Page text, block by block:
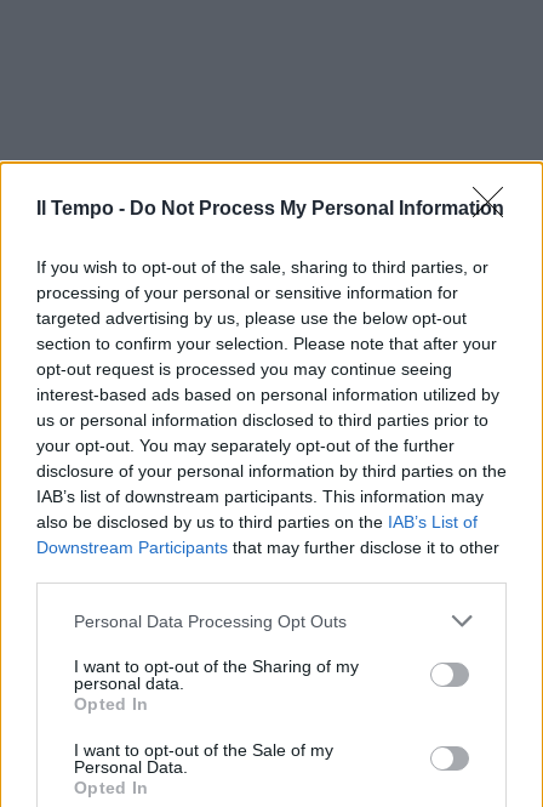
Il Tempo - Do Not Process My Personal Information
If you wish to opt-out of the sale, sharing to third parties, or
processing of your personal or sensitive information for
targeted advertising by us, please use the below opt-out
section to confirm your selection. Please note that after your
opt-out request is processed you may continue seeing
interest-based ads based on personal information utilized by
us or personal information disclosed to third parties prior to
your opt-out. You may separately opt-out of the further
disclosure of your personal information by third parties on the
IAB’s list of downstream participants. This information may
also be disclosed by us to third parties on the IAB’s List of
Downstream Participants that may further disclose it to other
Personal Data Processing Opt Outs
I want to opt-out of the Sharing of my
personal data.
Opted In
I want to opt-out of the Sale of my
Personal Data.
Opted In